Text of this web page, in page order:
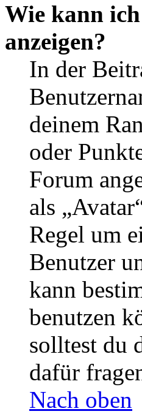
Wie kann
anzeigen?
In der
deinem
oder
Forum
als
Regel um
Benutzer
kann
benutzen
solltest du
dafür
Nach oben